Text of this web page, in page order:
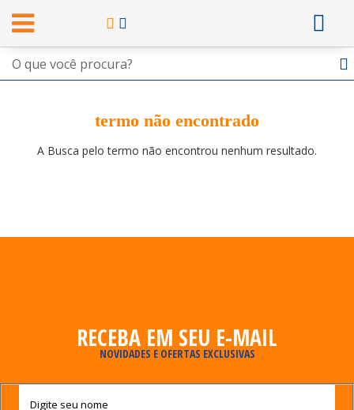
termo não encontrado
A Busca pelo termo não encontrou nenhum resultado.
RECEBA EM SEU E-MAIL
NOVIDADES E OFERTAS EXCLUSIVAS